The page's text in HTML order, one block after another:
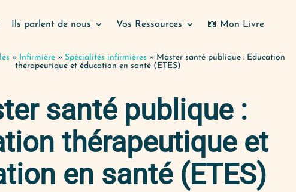
Ils parlent de nous Vos Ressources 📖 Mon Livre
» Infirmière» Spécialités infirmières » Master santé publique : Education
thérapeutique et éducation en santé (ETES)
santé publique :
thérapeutique et
en santé (ETES)